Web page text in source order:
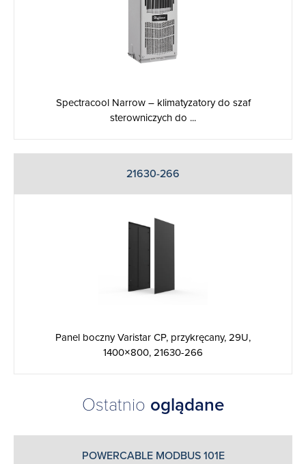
Spectracool Narrow – klimatyzatory do szaf
sterowniczych do ...
21630-266
Panel boczny Varistar CP, przykręcany, 29U,
1400×800, 21630-266
Ostatnio oglądane
POWERCABLE MODBUS 101E